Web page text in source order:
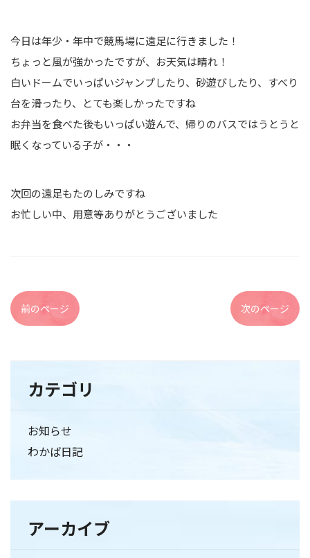
今日は年少・年中で競馬場に遠足に行きました！
ちょっと風が強かったですが、お天気は晴れ！
白いドームでいっぱいジャンプしたり、砂遊びしたり、すべり
台を滑ったり、とても楽しかったですね
お弁当を食べた後もいっぱい遊んで、帰りのバスではうとうと
眠くなっている子が・・・
次回の遠足もたのしみですね
お忙しい中、用意等ありがとうございました
前のページ 次のページ
カテゴリ
お知らせ
わかば日記
アーカイブ